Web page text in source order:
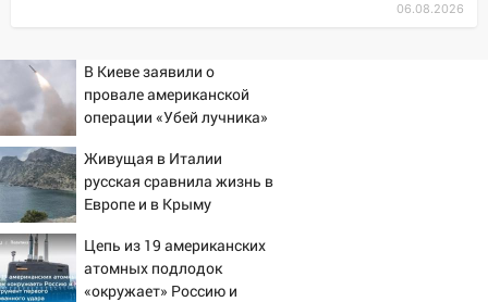
В Ульяновске ограничат движение
14:23
67% ульяновцев готовы
передумать увольняться, если им
повысят зарплату
14:01
Инсценировали ДТП и получили
более 4,6 миллиона рублей: перед
судом предстанет банда
автоподставщиков
13:36 В Инзе произошел крупный пожар
06.08.2026
В Киеве заявили о
провале американской
операции «Убей лучника»
Живущая в Италии
русская сравнила жизнь в
Европе и в Крыму
Цепь из 19 американских
атомных подлодок
«окружает» Россию и